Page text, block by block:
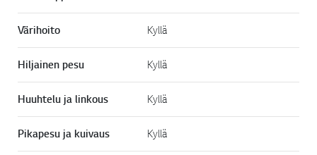
Värihoito Kyllä
Hiljainen pesu Kyllä
Huuhtelu ja linkous Kyllä
Pikapesu ja kuivaus Kyllä